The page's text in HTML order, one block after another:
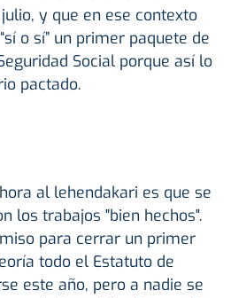
y que en ese contexto
o sí” un primer paquete de
Social porque así lo
pactado.
al lehendakari es que se
los trabajos "bien hechos".
para cerrar un primer
todo el Estatuto de
este año, pero a nadie se